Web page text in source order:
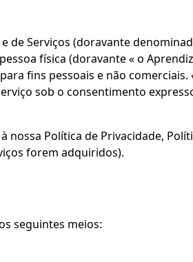
de Serviços (doravante
física (doravante « o
para fins pessoais e não comerciais.
sob o consentimento
Política de Privacidade,
forem adquiridos).
seguintes meios: